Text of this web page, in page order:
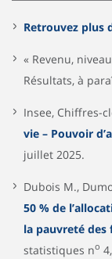
Retrouvez plus
« Revenu,
Résultats, à
Insee, Chiffres-
vie – Pouvoir
juillet 2025.
Dubois M.,
50 % de
la pauvreté
statistiques no